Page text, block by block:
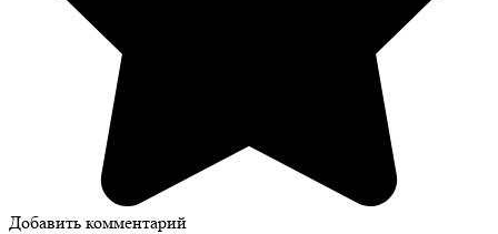
Добавить комментарий